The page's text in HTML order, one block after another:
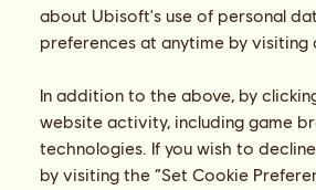
about Ubisoft's use of personal
preferences at anytime by
In addition to the above, by
website activity, including game
technologies. If you wish to
by visiting the “Set Cookie